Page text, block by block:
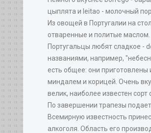
цыплята и leitao - молочный
Из овощей в Португалии на
отваренные и политые маслом.
Португальцы любят сладкое -
названиями, например,
есть общее: они
миндалем и корицей. Очень
велик, наиболее известен сорт
По завершении трапезы
Всемирную известность
алкоголя. Область его